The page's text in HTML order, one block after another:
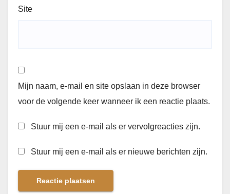
Site
Mijn naam, e-mail en site opslaan in deze browser
voor de volgende keer wanneer ik een reactie plaats.
Stuur mij een e-mail als er vervolgreacties zijn.
Stuur mij een e-mail als er nieuwe berichten zijn.